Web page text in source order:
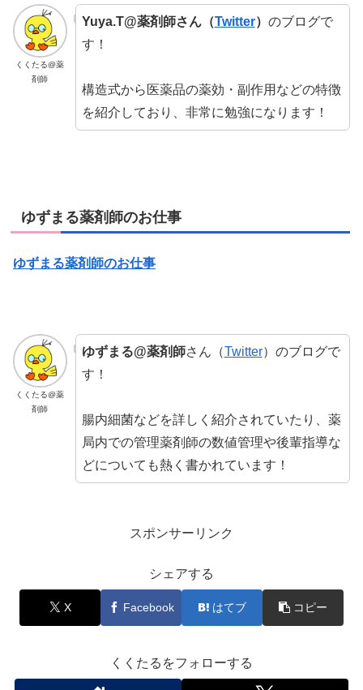
くくたる@薬
剤師
Yuya.T@薬剤師さん（Twitter） のブログで
す！
構造式から医薬品の薬効・副作用などの特徴
を紹介しており、非常に勉強になります！
ゆずまる薬剤師のお仕事
ゆずまる薬剤師のお仕事
くくたる@薬
剤師
ゆずまる@薬剤師さん（Twitter）のブログで
す！
腸内細菌などを詳しく紹介されていたり、薬
局内での管理薬剤師の数値管理や後輩指導な
どについても熱く書かれています！
スポンサーリンク